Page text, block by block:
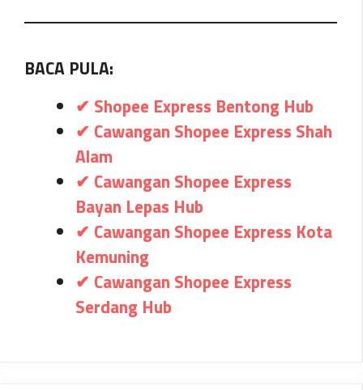
BACA PULA:
✔ Shopee Express Bentong Hub
✔ Cawangan Shopee Express Shah
Alam
✔ Cawangan Shopee Express
Bayan Lepas Hub
✔ Cawangan Shopee Express Kota
Kemuning
✔ Cawangan Shopee Express
Serdang Hub